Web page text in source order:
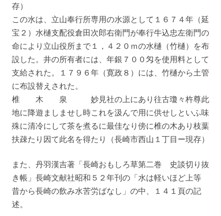
存）
この水は、立山奉行所専用の水源として１６７４年（延
宝２）水樋支配役倉田次郎右衛門が奉行牛込忠左衛門の
命により立山役所まで１，４２０ｍの水樋（竹樋）を布
設した。井の所有者には、年銀７００匁を使用料として
支給された。１７９６年（寛政８）には、竹樋から土管
に布設替えされた。
椎 木 泉 妙見社の上にあり往古瓊々杵尊此
地に降遊ましませし時これを汲んで用に供せしといふ味
殊に清冷にして茶を煮るに最佳なり傍に椎の木あり枝葉
扶疎たり因て此名を得たり（長崎市西山１丁目ー現存）
また、丹羽漢吉著「長崎おもしろ草第二巻 史談切り抜
き帳」長崎文献社昭和５２年刊の「水は軽いほど上等
昔から長崎の飲み水苦労ばなし」の中、１４１頁の記
述。